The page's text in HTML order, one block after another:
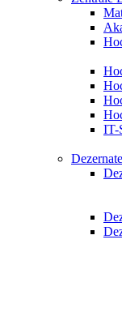
IT-
Dezernate